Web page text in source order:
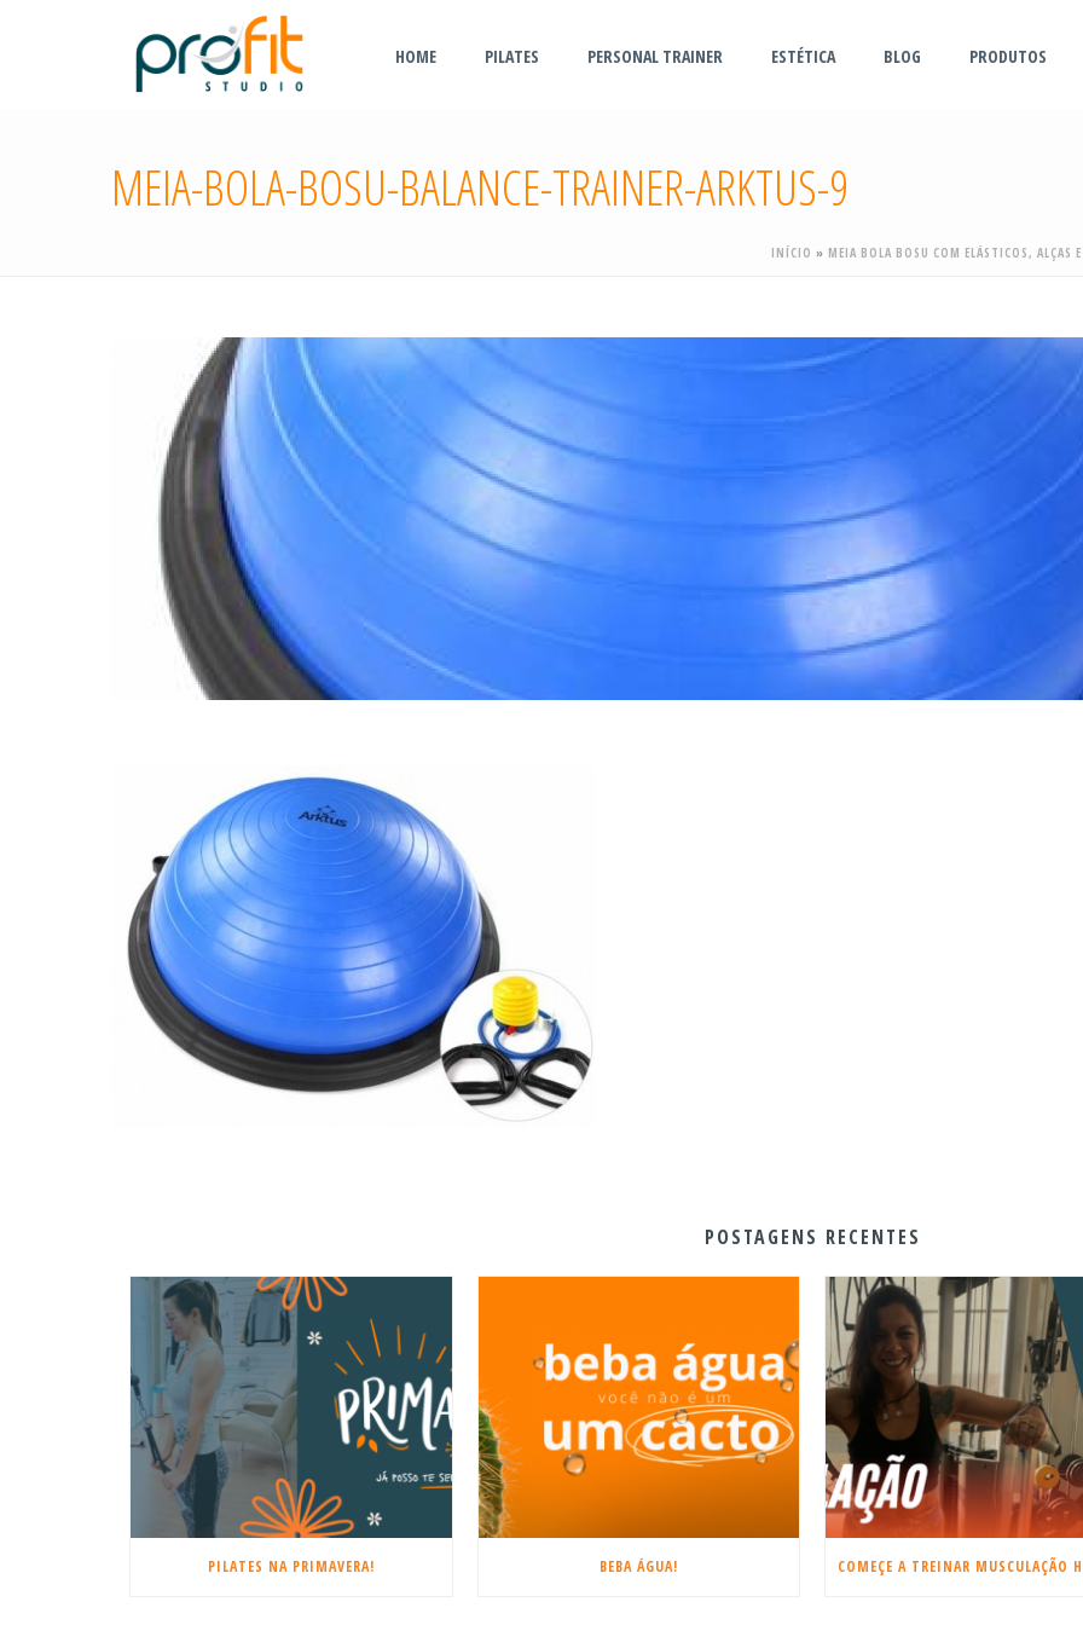
HOME PILATES PERSONAL TRAINER ESTÉTICA BLOG PRODUTOS
MEIA-BOLA-BOSU-BALANCE-TRAINER-ARKTUS-9
INÍCIO » MEIA BOLA BOSU COM ELÁSTICOS, ALÇAS
POSTAGENS RECENTES
PILATES NA PRIMAVERA! BEBA ÁGUA!